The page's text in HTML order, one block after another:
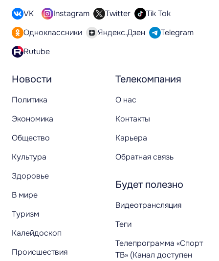
Новости
Политика
Экономика
Общество
Культура
Здоровье
В мире
Туризм
Калейдоскоп
Происшествия
Телекомпания
О нас
Контакты
Карьера
Обратная связь
Будет полезно
Видеотрансляция
Теги
Телепрограмма «Спорт
ТВ» (Канал доступен
VK Instagram Twitter
Tik Tok
Одноклассники
Яндекс.Дзен
Telegram
Rutube